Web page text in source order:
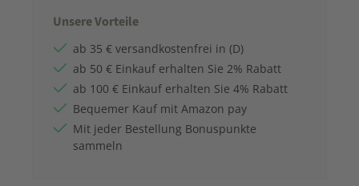
Unsere Vorteile
ab 35 € versandkostenfrei in (D)
ab 50 € Einkauf erhalten Sie 2% Rabatt
ab 100 € Einkauf erhalten Sie 4% Rabatt
Bequemer Kauf mit Amazon pay
Mit jeder Bestellung Bonuspunkte
sammeln